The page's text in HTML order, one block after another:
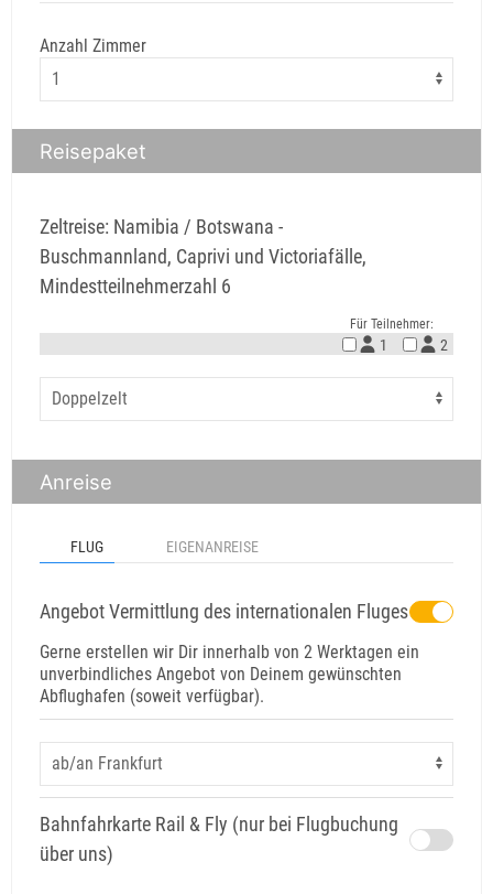
Anzahl Zimmer
Reisepaket
Zeltreise: Namibia / Botswana -
Buschmannland, Caprivi und Victoriafälle,
Mindestteilnehmerzahl 6
Für Teilnehmer:
1 2
Anreise
FLUG EIGENANREISE
Angebot Vermittlung des internationalen Fluges
Gerne erstellen wir Dir innerhalb von 2 Werktagen ein
unverbindliches Angebot von Deinem gewünschten
Abflughafen (soweit verfügbar).
Bahnfahrkarte Rail & Fly (nur bei Flugbuchung
über uns)